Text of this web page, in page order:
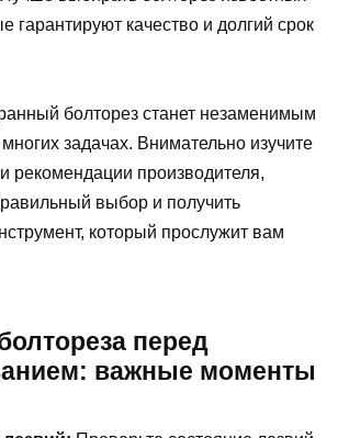
гарантируют качество и долгий срок
болторез станет незаменимым
задачах. Внимательно изучите
рекомендации производителя,
выбор и получить
который прослужит вам
перед
важные моменты